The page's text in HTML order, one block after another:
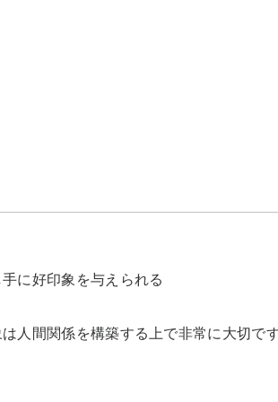
手に好印象を与えられる
人間関係を構築する上で非常に大切で